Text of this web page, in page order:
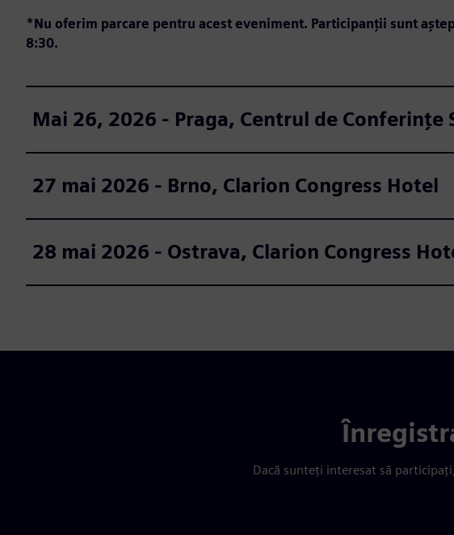
*Nu oferim parcare pentru acest eveniment. Participanții sunt
8:30.
Mai 26, 2026 - Praga, Centrul de Conferințe
27 mai 2026 - Brno, Clarion Congress Hotel
28 mai 2026 - Ostrava, Clarion Congress
Dacă sunteți interesat să